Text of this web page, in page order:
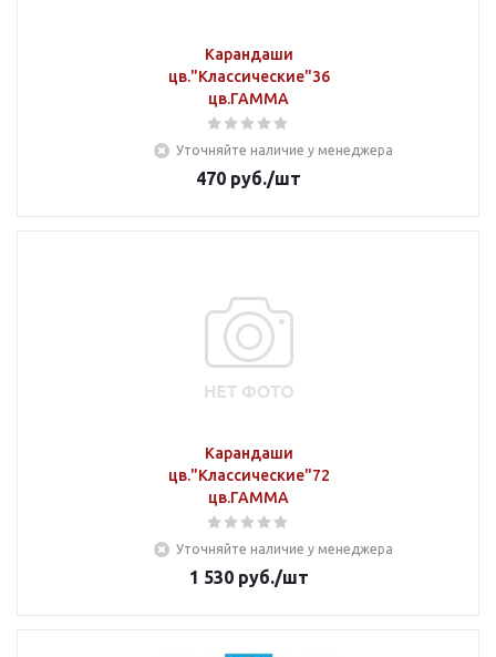
Карандаши
цв."Классические"36
цв.ГАММА
Уточняйте наличие у менеджера
470 руб./шт
Карандаши
цв."Классические"72
цв.ГАММА
Уточняйте наличие у менеджера
1 530руб./шт